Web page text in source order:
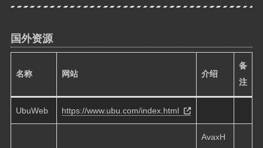
国外资源
名称 网站 介绍
备
注
UbuWeb https://www.ubu.com/index.html
AvaxH